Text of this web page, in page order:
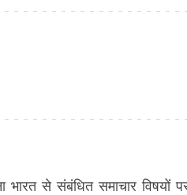
से संबंधित समाचार विषयों